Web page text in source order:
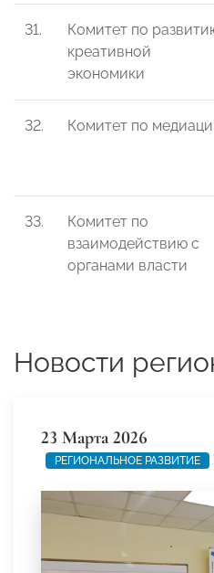
31.
Комитет по
креативной
экономики
32. Комитет по
33.
Комитет по
взаимодействию с
органами власти
Новости
23 Марта 2026
РЕГИОНАЛЬНОЕ РАЗВИТИЕ